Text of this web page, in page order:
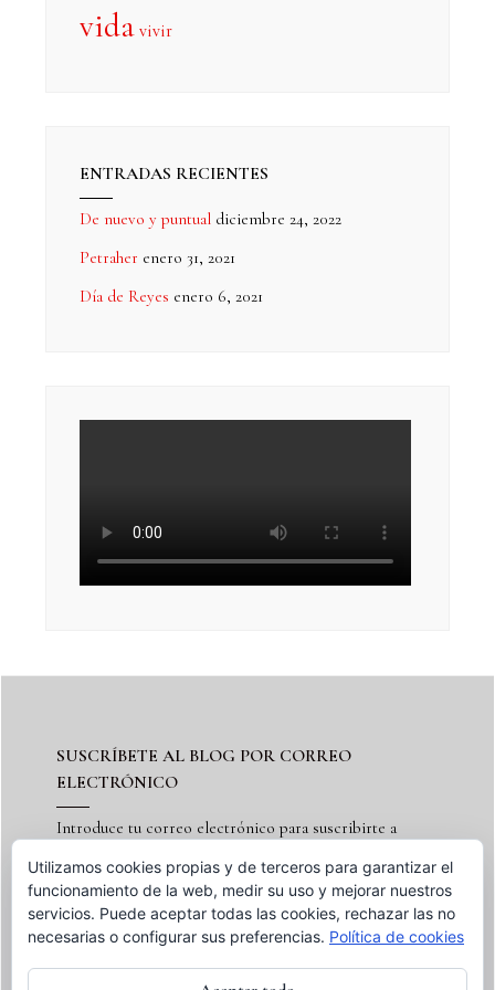
vida vivir
ENTRADAS RECIENTES
De nuevo y puntual diciembre 24, 2022
Petraher enero 31, 2021
Día de Reyes enero 6, 2021
SUSCRÍBETE AL BLOG POR CORREO
ELECTRÓNICO
Introduce tu correo electrónico para suscribirte a
este blog y recibir notificaciones de nuevas entradas.
Utilizamos cookies propias y de terceros para garantizar el
funcionamiento de la web, medir su uso y mejorar nuestros
servicios. Puede aceptar todas las cookies, rechazar las no
necesarias o configurar sus preferencias. Política de cookies